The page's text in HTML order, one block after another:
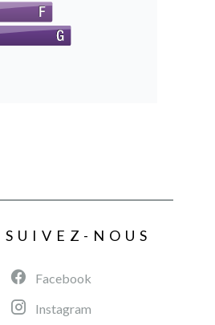
SUIVEZ-NOUS
Facebook
Instagram